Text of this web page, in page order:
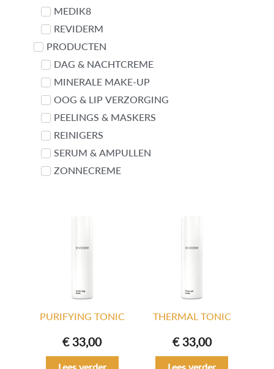
MEDIK8
REVIDERM
PRODUCTEN
DAG & NACHTCREME
MINERALE MAKE-UP
OOG & LIP VERZORGING
PEELINGS & MASKERS
REINIGERS
SERUM & AMPULLEN
ZONNECREME
PURIFYING TONIC
€33,00
Lees verder
THERMAL TONIC
€33,00
Lees verder